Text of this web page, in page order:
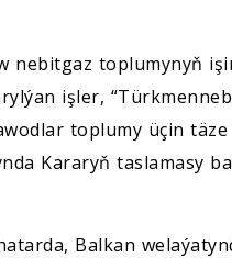
nebitgaz toplumynyň
işler,
toplumy üçin täze
Kararyň taslamasy
Balkan